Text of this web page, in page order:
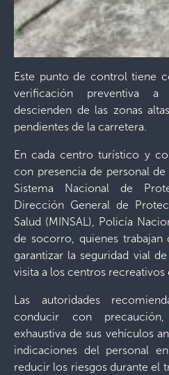
Este punto de control tiene
verificación preventiva
descienden de las zonas
pendientes de la carretera.
En cada centro turístico y
con presencia de personal
Sistema Nacional de
Dirección General de
Salud (MINSAL), Policía
de socorro, quienes trabajan
garantizar la seguridad vial
visita a los centros recreativos
Las autoridades
conducir con
exhaustiva de sus vehículos
indicaciones del personal
reducir los riesgos durante el